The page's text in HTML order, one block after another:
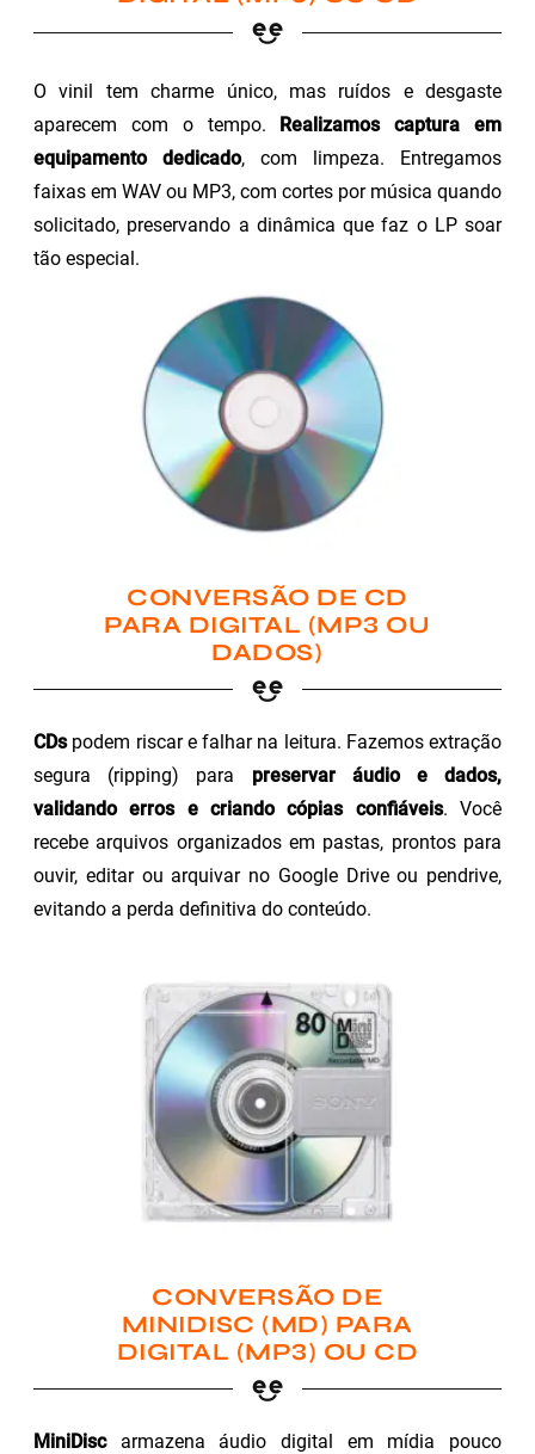
O vinil tem charme único, mas ruídos e desgaste
aparecem com o tempo.
Realizamos captura em
equipamento dedicado, com limpeza. Entregamos
faixas em WAV ou MP3, com cortes por música quando
solicitado, preservando a dinâmica que faz o LP soar
tão especial.
CONVERSÃO DE CD
PARA DIGITAL (MP3 OU
DADOS)
CDspodem riscar e falhar na leitura. Fazemos extração
segura (ripping) para preservar áudio e dados,
validando erros e criando cópias confiáveis. Você
recebe arquivos organizados em pastas, prontos para
ouvir, editar ou arquivar no Google Drive ou pendrive,
evitando a perda definitiva do conteúdo.
CONVERSÃO DE
MINIDISC (MD) PARA
DIGITAL (MP3) OU CD
MiniDiscarmazena áudio digital em mídia pouco